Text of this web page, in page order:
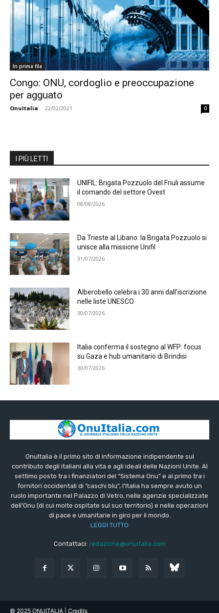
In prima fila
Congo: ONU, cordoglio e preoccupazione
per agguato
OnuItalia - 22/02/2021 0
I PIÙ LETTI
UNIFIL: Brigata Pozzuolo del Friuli assume
il comando del settore Ovest
08/08/2026
Da Trieste al Libano: la Brigata Pozzuolo si
unisce alla missione Unifil
31/07/2026
Alberobello celebra i 30 anni dall’iscrizione
nelle liste UNESCO
30/07/2026
Italia conferma il sostegno al WFP: focus
su Gaza e hub umanitario di Brindisi
30/07/2026
OnuItalia è il primo sito di informazione indipendente sul
contributo degli italiani alla vita e agli ideali delle Nazioni Unite. Al
settimo posto tra i finanziatori del “Sistema Onu” e al primo tra i
fornitori occidentali di “caschi blu”, l’Italia ha sempre avuto un
ruolo importante nel Palazzo di Vetro, nelle agenzie specializzate
dell’Onu (di cui molte ospitate sul suo territorio) e nelle operazioni
di pace e umanitarie in giro per il mondo.
LEGGI TUTTO
Contattaci: redazione@onuitalia.com
© 2025 ONUITALIA | Credits